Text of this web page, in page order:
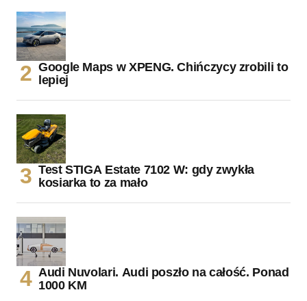
Google Maps w XPENG. Chińczycy zrobili to
lepiej
Test STIGA Estate 7102 W: gdy zwykła
kosiarka to za mało
Audi Nuvolari. Audi poszło na całość. Ponad
1000 KM